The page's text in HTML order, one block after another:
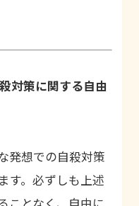
対策に関する自由
発想での自殺対策
す。必ずしも上述